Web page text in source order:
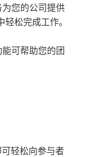
为您的公司提供
松完成工作。
可帮助您的团
轻松向参与者